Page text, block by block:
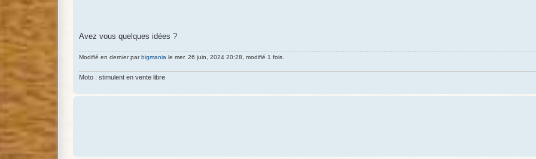
Avez vous quelques idées ?
Modifié en dernier parbigmania le mer. 26 juin, 2024 20:28, modifié 1 fois.
Moto : stimulent en vente libre